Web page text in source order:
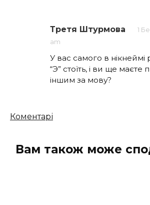
Третя Штурмова
1
am
У вас самого в нікнеймі
“Э” стоїть, і ви ще
іншим за мову?
Кількість
Коментарі
Вам також може